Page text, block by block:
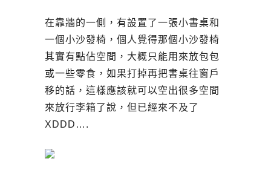
在靠牆的一側，有設置了一張小書桌和
一個小沙發椅，個人覺得那個小沙發椅
其實有點佔空間，大概只能用來放包包
或一些零食，如果打掉再把書桌往窗戶
移的話，這樣應該就可以空出很多空間
來放行李箱了說，但已經來不及了
XDDD….